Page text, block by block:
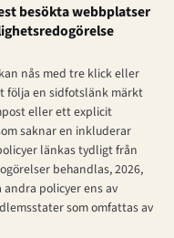
besökta webbplatser
nås med tre klick eller
följa en sidfotslänk märkt
eller ett explicit
saknar en inkluderar
länkas tydligt från
behandlas, 2026,
policyer ens av
som omfattas av